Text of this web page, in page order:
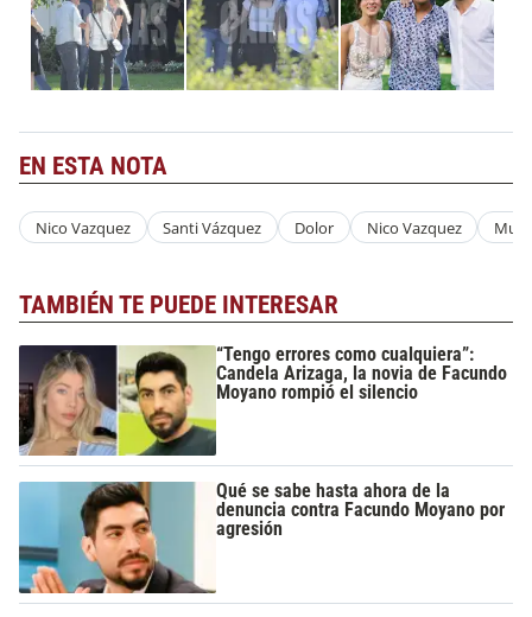
EN ESTA NOTA
Nico Vazquez Santi Vázquez Dolor Nico Vazquez
TAMBIÉN TE PUEDE INTERESAR
“Tengo errores como cualquiera”:
Candela Arizaga, la novia de Facundo
Moyano rompió el silencio
Qué se sabe hasta ahora de la
denuncia contra Facundo Moyano por
agresión